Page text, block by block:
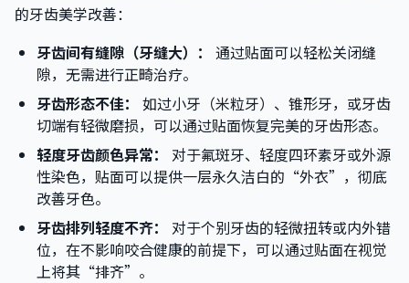
的牙齿美学改善：
牙齿间有缝隙（牙缝大）：
通过贴面可以轻松关闭缝
隙，无需进行正畸治疗。
牙齿形态不佳：
如过小牙（米粒牙）、锥形牙，或牙齿
切端有轻微磨损，可以通过贴面恢复完美的牙齿形态。
轻度牙齿颜色异常：
对于氟斑牙、轻度四环素牙或外源
性染色，贴面可以提供一层永久洁白的“外衣”，彻底
改善牙色。
牙齿排列轻度不齐：
对于个别牙齿的轻微扭转或内外错
位，在不影响咬合健康的前提下，可以通过贴面在视觉
上将其“排齐”。